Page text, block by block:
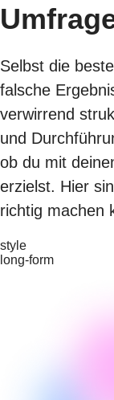
Selbst die
falsche
verwirrend
und
ob du mit
erzielst. Hier
richtig machen
style
long-form